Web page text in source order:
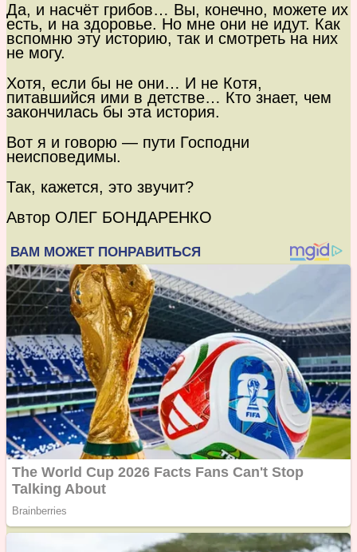
Да, и насчёт грибов… Вы, конечно, можете их
есть, и на здоровье. Но мне они не идут. Как
вспомню эту историю, так и смотреть на них
не могу.
Хотя, если бы не они… И не Котя,
питавшийся ими в детстве… Кто знает, чем
закончилась бы эта история.
Вот я и говорю — пути Господни
неисповедимы.
Так, кажется, это звучит?
Автор ОЛЕГ БОНДАРЕНКО